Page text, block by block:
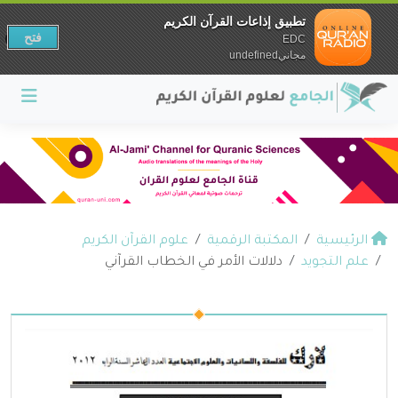
الرئيسية المكتبة الرقمية
علوم القرآن الكريم
علم التجويد
دلالات الأمر في الخطاب القرآني
تطبيق إذاعات القرآن الكريم
EDC
مجانيundefined
فتح